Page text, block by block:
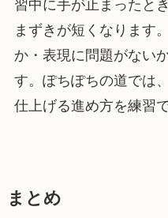
習中に手が止まったと
まずきが短くなります
か・表現に問題がない
す。ぽちぽちの道では
仕上げる進め方を練習
まとめ